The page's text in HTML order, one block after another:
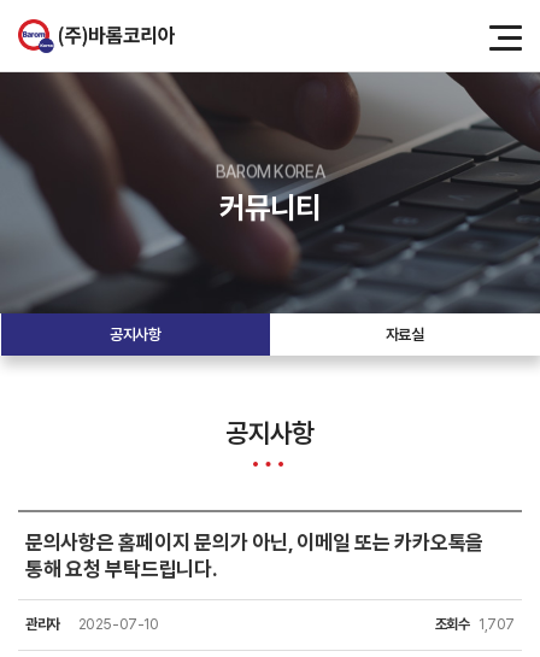
BAROM KOREA
커뮤니티
공지사항 자료실
공지사항
문의사항은 홈페이지 문의가 아닌, 이메일 또는 카카오톡을
통해 요청 부탁드립니다.
관리자 2025-07-10 조회수 1,707